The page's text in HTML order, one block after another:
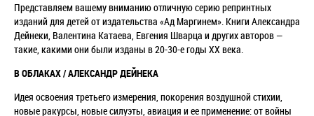
Представляем вашему вниманию отличную серию репринтных
изданий для детей от издательства «Ад Маргинем». Книги Александра
Дейнеки, Валентина Катаева, Евгения Шварца и других авторов —
такие, какими они были изданы в 20-30-е годы XX века.
В ОБЛАКАХ / АЛЕКСАНДР ДЕЙНЕКА
Идея освоения третьего измерения, покорения воздушной стихии,
новые ракурсы, новые силуэты, авиация и ее применение: от войны